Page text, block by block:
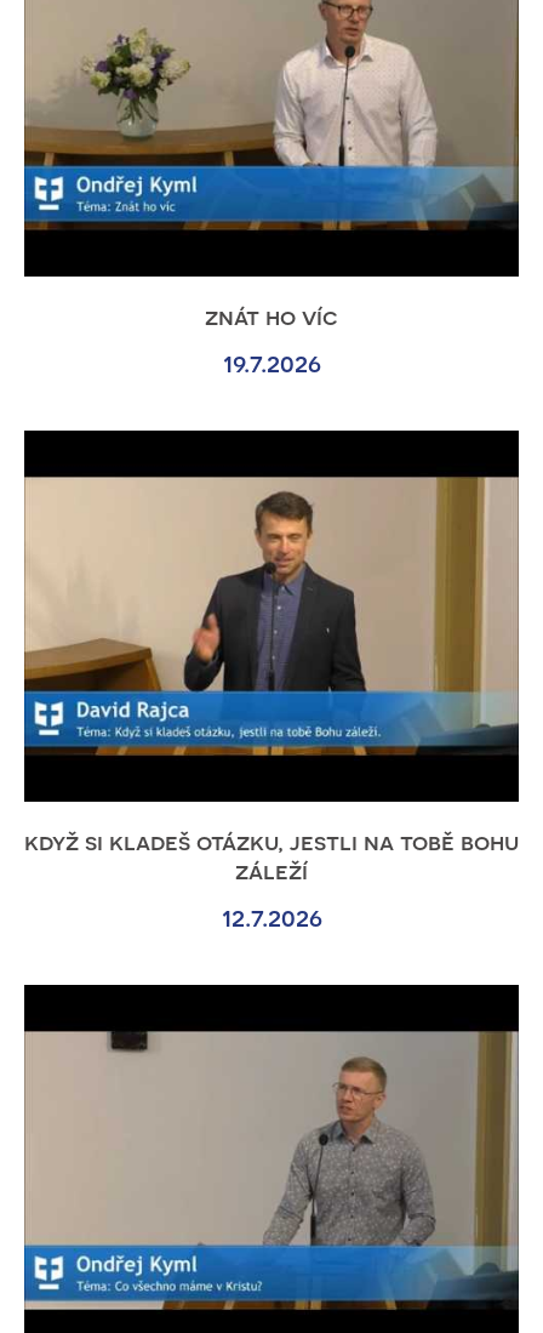
znát ho víc
19.7.2026
když si kladeš otázku, jestli na tobě bohu
záleží
12.7.2026